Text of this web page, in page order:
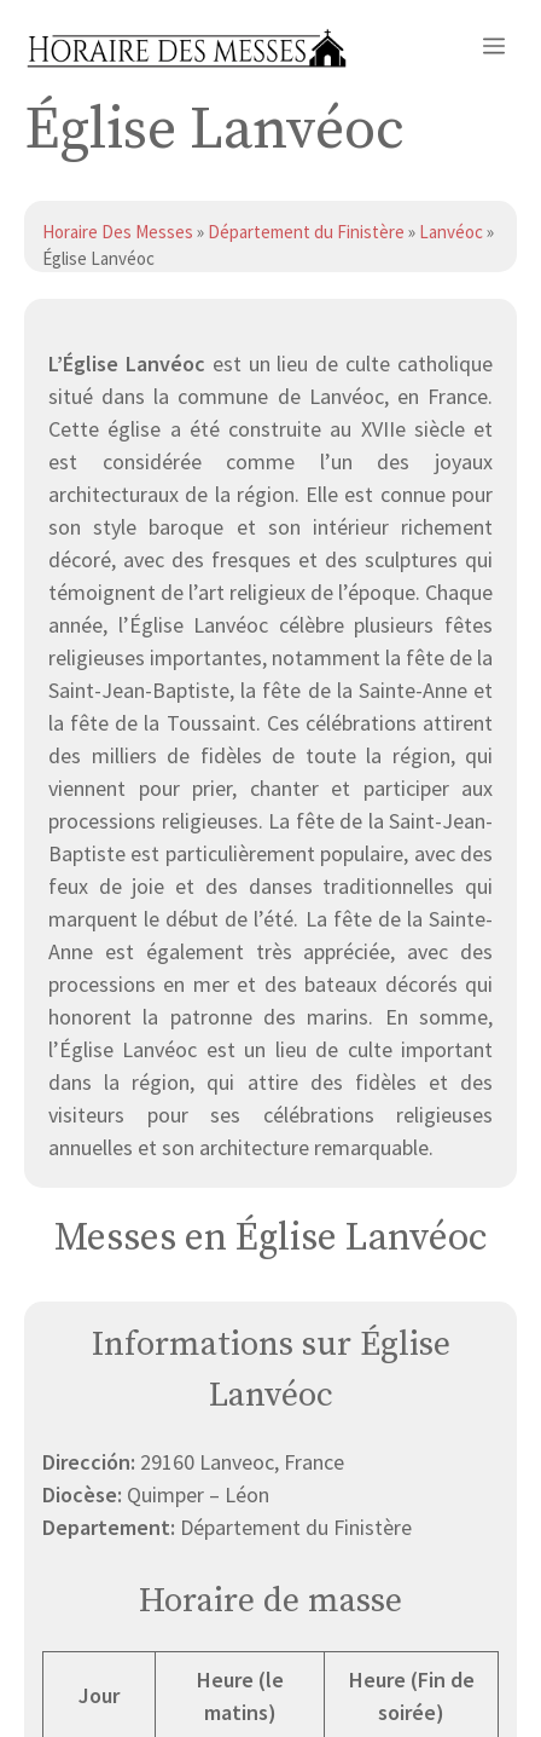
Église Lanvéoc
Horaire Des Messes » Département du Finistère » Lanvéoc»
Église Lanvéoc
L’Église Lanvéoc est un lieu de culte catholique
situé dans la commune de Lanvéoc, en France.
Cette église a été construite au XVIIe siècle et
est considérée comme l’un des joyaux
architecturaux de la région. Elle est connue pour
son style baroque et son intérieur richement
décoré, avec des fresques et des sculptures qui
témoignent de l’art religieux de l’époque. Chaque
année, l’Église Lanvéoc célèbre plusieurs fêtes
religieuses importantes, notamment la fête de la
Saint-Jean-Baptiste, la fête de la Sainte-Anne et
la fête de la Toussaint. Ces célébrations attirent
des milliers de fidèles de toute la région, qui
viennent pour prier, chanter et participer aux
processions religieuses. La fête de la Saint-Jean-
Baptiste est particulièrement populaire, avec des
feux de joie et des danses traditionnelles qui
marquent le début de l’été. La fête de la Sainte-
Anne est également très appréciée, avec des
processions en mer et des bateaux décorés qui
honorent la patronne des marins. En somme,
l’Église Lanvéoc est un lieu de culte important
dans la région, qui attire des fidèles et des
visiteurs pour ses célébrations religieuses
annuelles et son architecture remarquable.
Messes en Église Lanvéoc
Informations sur Église
Lanvéoc
Dirección: 29160 Lanveoc, France
Diocèse: Quimper – Léon
Departement: Département du Finistère
Horaire de masse
Jour
Heure (le
matins)
Heure (Fin de
soirée)